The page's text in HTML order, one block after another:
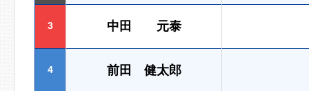
3 中田 元泰
4 前田 健太郎